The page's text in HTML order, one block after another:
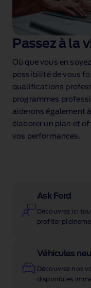
Passez à la
Où que vous en
possibilité de vous
qualifications
programmes
aiderons également
élaborer un plan et
vos performances.
Ask Ford
Découvrez ici
profiter
Véhicules
Découvrez nos
disponibles